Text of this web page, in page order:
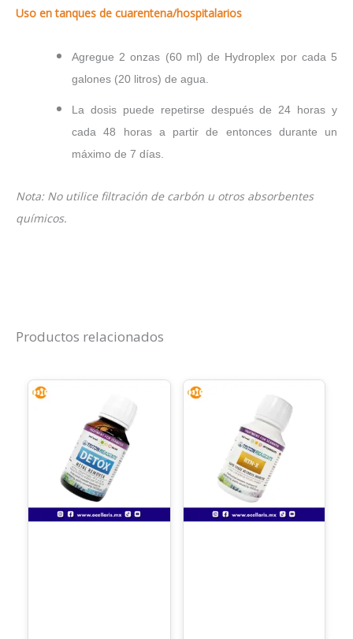
Uso en tanques de cuarentena/hospitalarios
Agregue 2 onzas (60 ml) de Hydroplex por cada 5
galones (20 litros) de agua.
La dosis puede repetirse después de 24 horas y
cada 48 horas a partir de entonces durante un
máximo de 7 días.
Nota: No utilice filtración de carbón u otros absorbentes
químicos.
Productos relacionados